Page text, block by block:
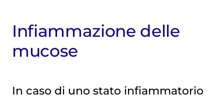
Infiammazione delle
mucose
In caso di uno stato infiammatorio